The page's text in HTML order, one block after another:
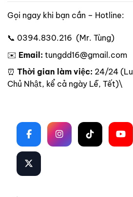
Gọi ngay khi bạn cần – Hotline:
📞 0394.830.216 (Mr. Tùng)
✉️ Email: tungdd16@gmail.com
⏰ Thời gian làm việc: 24/24
Chủ Nhật, kể cả ngày Lễ, Tết)\